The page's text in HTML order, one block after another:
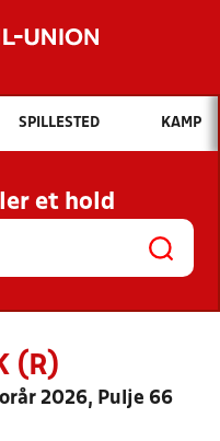
Hvad vil du søge efter?
OG NYHEDER
KLUBBER OG
SPILLESTED KAMP
et hold
(R)
2026, Pulje 66